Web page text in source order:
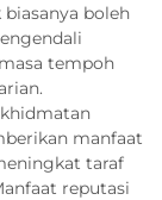
boleh
tempoh
manfaat
taraf
reputasi